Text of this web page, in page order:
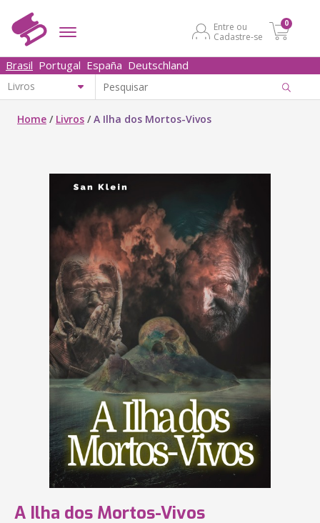
Entre ou
Cadastre-se
0
Brasil Portugal España Deutschland
Home / Livros /A Ilha dos Mortos-Vivos
A Ilha dos Mortos-Vivos